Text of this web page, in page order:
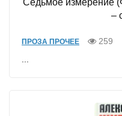
Седьмое измерение
–
ПРОЗА ПРОЧЕЕ
259